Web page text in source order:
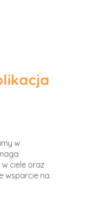
w
ciele oraz
wsparcie na